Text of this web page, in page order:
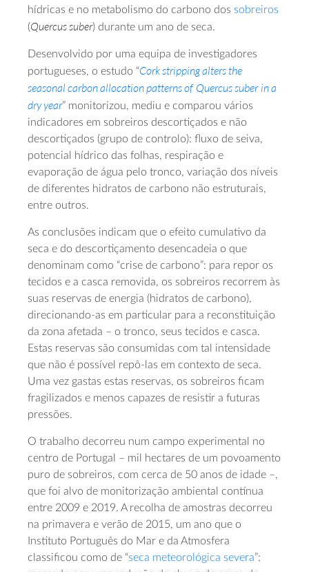
hídricas e no metabolismo do carbono dos sobreiros
(Quercus suber) durante um ano de seca.
Desenvolvido por uma equipa de investigadores
portugueses, o estudo “Cork stripping alters the
seasonal carbon allocation patterns of Quercus suber in a
dry year” monitorizou, mediu e comparou vários
indicadores em sobreiros descortiçados e não
descortiçados (grupo de controlo): fluxo de seiva,
potencial hídrico das folhas, respiração e
evaporação de água pelo tronco, variação dos níveis
de diferentes hidratos de carbono não estruturais,
entre outros.
As conclusões indicam que o efeito cumulativo da
seca e do descortiçamento desencadeia o que
denominam como “crise de carbono”: para repor os
tecidos e a casca removida, os sobreiros recorrem às
suas reservas de energia (hidratos de carbono),
direcionando-as em particular para a reconstituição
da zona afetada – o tronco, seus tecidos e casca.
Estas reservas são consumidas com tal intensidade
que não é possível repô-las em contexto de seca.
Uma vez gastas estas reservas, os sobreiros ficam
fragilizados e menos capazes de resistir a futuras
pressões.
O trabalho decorreu num campo experimental no
centro de Portugal – mil hectares de um povoamento
puro de sobreiros, com cerca de 50 anos de idade –,
que foi alvo de monitorização ambiental contínua
entre 2009 e 2019. A recolha de amostras decorreu
na primavera e verão de 2015, um ano que o
Instituto Português do Mar e da Atmosfera
classificou como de “seca meteorológica severa”: